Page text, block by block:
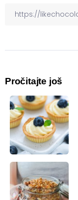
Pročitajte još